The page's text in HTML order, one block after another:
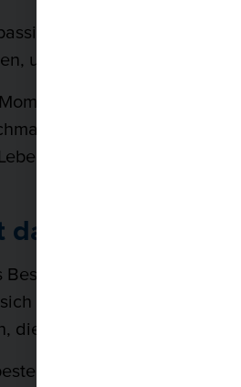
wenn wir uns
unsere bisherige
kann es hilfreich
ist es genau das, was
in eine neue Richtung
das Besondere
Besondere an dir? Diese
selbst neu erfinden
die dich auszeichnen, aber
Dinge, die du tun